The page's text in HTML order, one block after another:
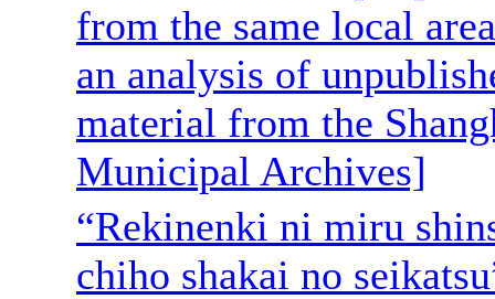
from the same local
an analysis of
material from the
Municipal Archives]
“Rekinenki ni miru
chiho shakai no